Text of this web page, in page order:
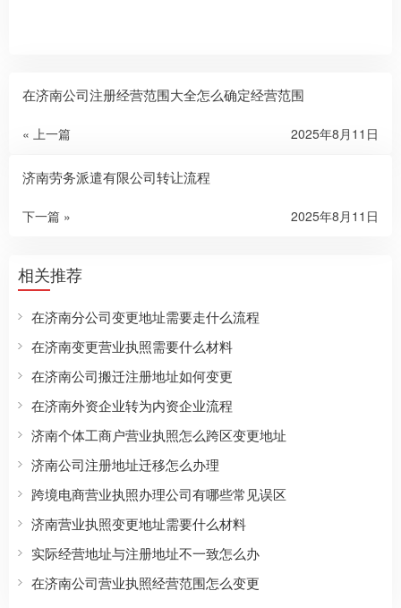
在济南公司注册经营范围大全怎么确定经营范围
« 上一篇 2025年8月11日
济南劳务派遣有限公司转让流程
下一篇 » 2025年8月11日
相关推荐
在济南分公司变更地址需要走什么流程
在济南变更营业执照需要什么材料
在济南公司搬迁注册地址如何变更
在济南外资企业转为内资企业流程
济南个体工商户营业执照怎么跨区变更地址
济南公司注册地址迁移怎么办理
跨境电商营业执照办理公司有哪些常见误区
济南营业执照变更地址需要什么材料
实际经营地址与注册地址不一致怎么办
在济南公司营业执照经营范围怎么变更